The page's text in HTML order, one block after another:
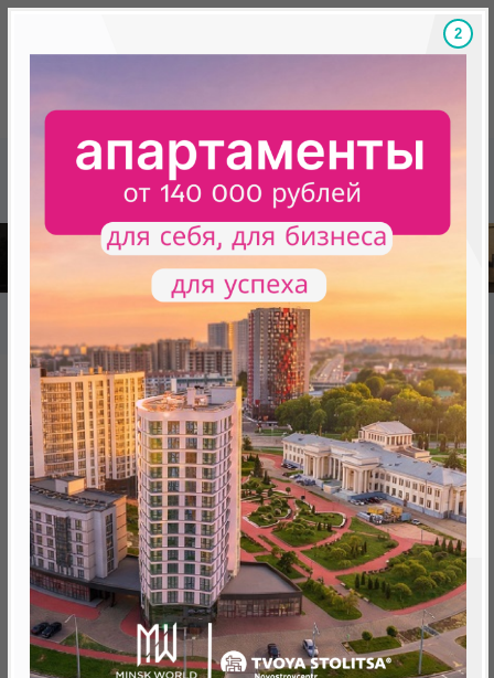
Скидки на новостройки, бонусы Готовые
База новостроек Минска «Минск Мир»
18.2 "Солт Лейк Сити", квартал "Чемпионов"
18.2 "Солт Лейк Сити", квартал
"Чемпионов"
нет в продаже
Минск, Октябрьский, ул. Аэродромная
метро «Ковальская Слобода», 566 м
1